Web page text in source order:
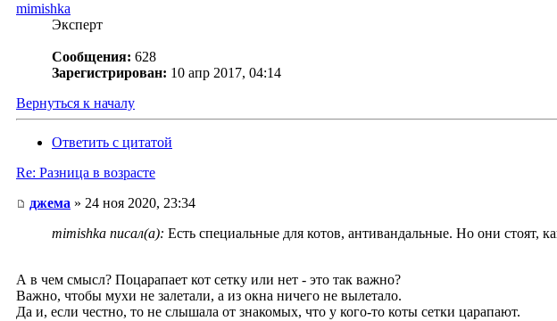
mimishka
Эксперт
Сообщения: 628
Зарегистрирован: 10 апр 2017, 04:14
Вернуться к началу
Ответить с цитатой
Re: Разница в возрасте
джема » 24 ноя 2020, 23:34
mimishka писал(а): Есть специальные для котов, антивандальные. Но они стоят,
А в чем смысл? Поцарапает кот сетку или нет - это так важно?
Важно, чтобы мухи не залетали, а из окна ничего не вылетало.
Да и, если честно, то не слышала от знакомых, что у кого-то коты сетки царапают.